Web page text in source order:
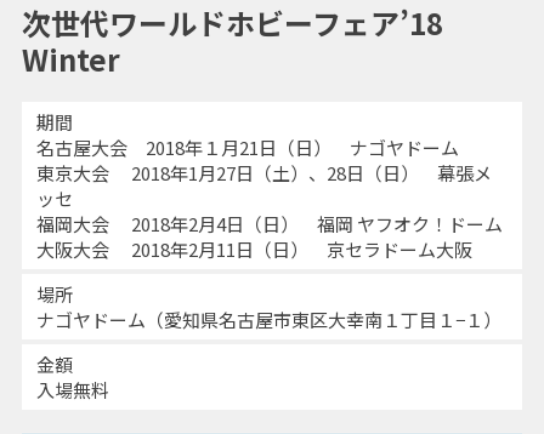
次世代ワールドホビーフェア’18
Winter
期間
名古屋大会 2018年１月21日（日） ナゴヤドーム
東京大会 2018年1月27日（土）、28日（日） 幕張メ
ッセ
福岡大会 2018年2月4日（日） 福岡 ヤフオク！ドーム
大阪大会 2018年2月11日（日） 京セラドーム大阪
場所
ナゴヤドーム（愛知県名古屋市東区大幸南１丁目１−１）
金額
入場無料